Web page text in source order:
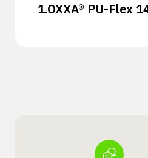
1.OXXA® PU-Flex